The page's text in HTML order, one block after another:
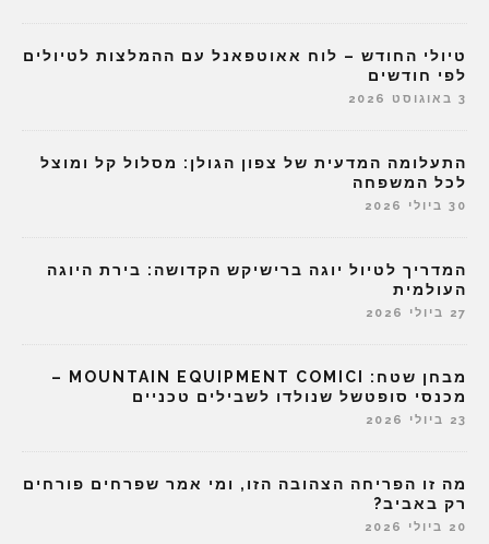
טיולי החודש – לוח אאוטפאנל עם ההמלצות לטיולים
לפי חודשים
3 באוגוסט 2026
התעלומה המדעית של צפון הגולן: מסלול קל ומוצל
לכל המשפחה
30 ביולי 2026
המדריך לטיול יוגה ברישיקש הקדושה: בירת היוגה
העולמית
27 ביולי 2026
מבחן שטח: MOUNTAIN EQUIPMENT COMICI –
מכנסי סופטשל שנולדו לשבילים טכניים
23 ביולי 2026
מה זו הפריחה הצהובה הזו, ומי אמר שפרחים פורחים
רק באביב?
20 ביולי 2026